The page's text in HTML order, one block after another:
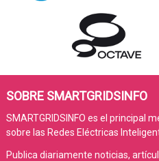
SOBRE SMARTGRIDSINFO
SMARTGRIDSINFO es el principal
sobre las Redes Eléctricas
Publica diariamente noticias,